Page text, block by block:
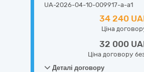
UA-2026-04-10-009917-a-a1
34 240
Ціна
32 000
Ціна договору
Деталі договору